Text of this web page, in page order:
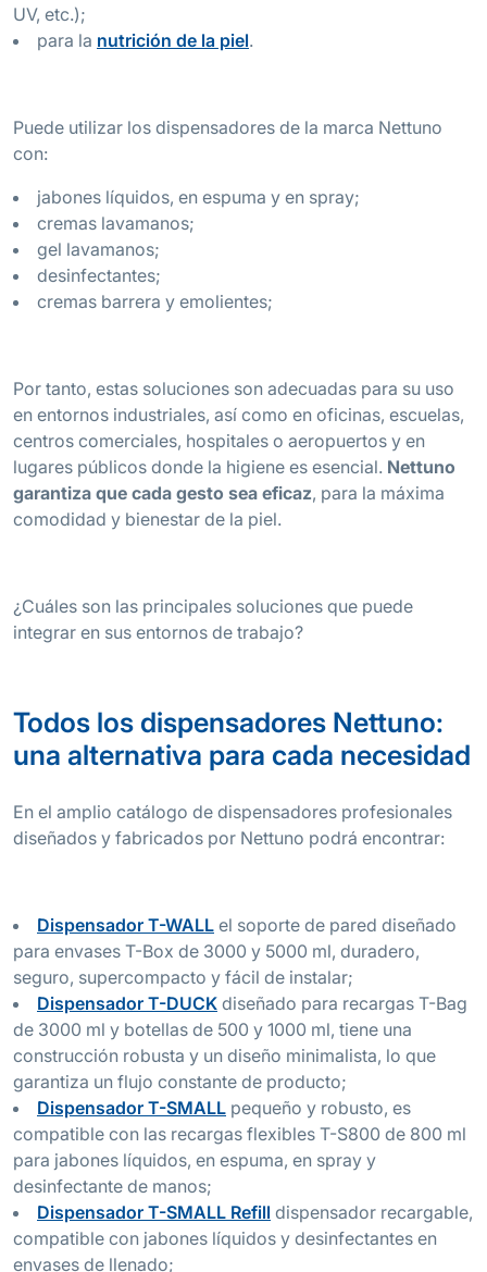
UV, etc.);
para la nutrición de la piel.
Puede utilizar los dispensadores de la marca Nettuno
con:
jabones líquidos, en espuma y en spray;
cremas lavamanos;
gel lavamanos;
desinfectantes;
cremas barrera y emolientes;
Por tanto, estas soluciones son adecuadas para su uso
en entornos industriales, así como en oficinas, escuelas,
centros comerciales, hospitales o aeropuertos y en
lugares públicos donde la higiene es esencial. Nettuno
garantiza que cada gesto sea eficaz, para la máxima
comodidad y bienestar de la piel.
¿Cuáles son las principales soluciones que puede
integrar en sus entornos de trabajo?
Todos los dispensadores Nettuno:
una alternativa para cada necesidad
En el amplio catálogo de dispensadores profesionales
diseñados y fabricados por Nettuno podrá encontrar:
Dispensador T-WALL el soporte de pared diseñado
para envases T-Box de 3000 y 5000 ml, duradero,
seguro, supercompacto y fácil de instalar;
Dispensador T-DUCK diseñado para recargas T-Bag
de 3000 ml y botellas de 500 y 1000 ml, tiene una
construcción robusta y un diseño minimalista, lo que
garantiza un flujo constante de producto;
Dispensador T-SMALL pequeño y robusto, es
compatible con las recargas flexibles T-S800 de 800 ml
para jabones líquidos, en espuma, en spray y
desinfectante de manos;
Dispensador T-SMALL Refill dispensador recargable,
compatible con jabones líquidos y desinfectantes en
envases de llenado;